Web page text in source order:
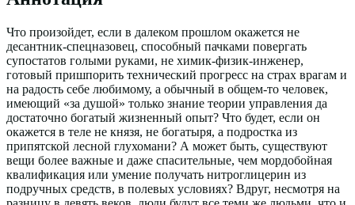
Что произойдет, если в далеком прошлом окажется не
десантник-спецназовец, способный пачками повергать
супостатов голыми руками, не химик-физик-инженер,
готовый пришпорить технический прогресс на страх врагам и
на радость себе любимому, а обычный в общем-то человек,
имеющий «за душой» только знание теории управления да
достаточно богатый жизненный опыт? Что будет, если он
окажется в теле не князя, не богатыря, а подростка из
припятской лесной глухомани? А может быть, существуют
вещи более важные и даже спасительные, чем мордобойная
квалификация или умение получать нитроглицерин из
подручных средств, в полевых условиях? Вдруг, несмотря на